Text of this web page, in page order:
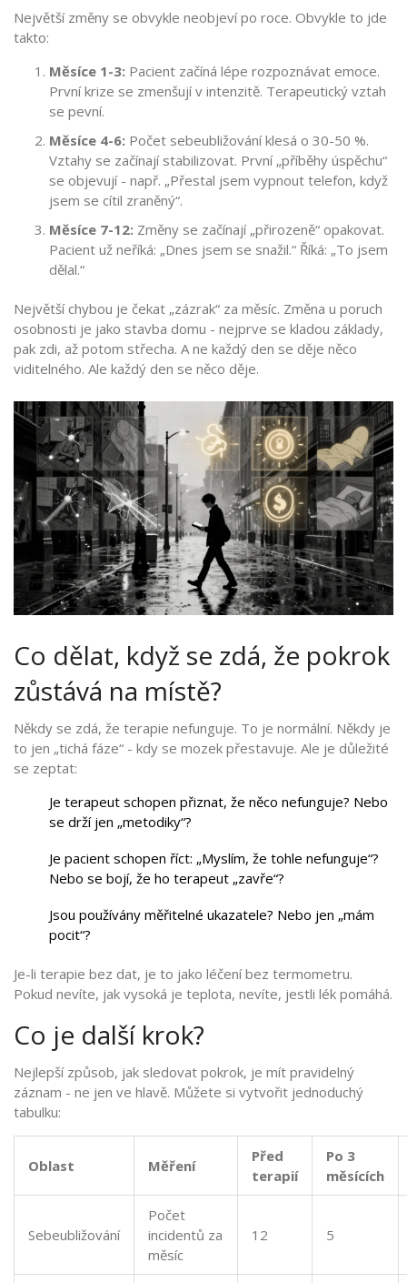
Největší změny se obvykle neobjeví po roce. Obvykle to jde
takto:
Měsíce 1-3: Pacient začíná lépe rozpoznávat emoce.
První krize se zmenšují v intenzitě. Terapeutický vztah
se pevní.
Měsíce 4-6: Počet sebeubližování klesá o 30-50 %.
Vztahy se začínají stabilizovat. První „příběhy úspěchu“
se objevují - např. „Přestal jsem vypnout telefon, když
jsem se cítil zraněný“.
Měsíce 7-12: Změny se začínají „přirozeně“ opakovat.
Pacient už neříká: „Dnes jsem se snažil.“ Říká: „To jsem
dělal.“
Největší chybou je čekat „zázrak“ za měsíc. Změna u poruch
osobnosti je jako stavba domu - nejprve se kladou základy,
pak zdi, až potom střecha. A ne každý den se děje něco
viditelného. Ale každý den se něco děje.
Co dělat, když se zdá, že pokrok
zůstává na místě?
Někdy se zdá, že terapie nefunguje. To je normální. Někdy je
to jen „tichá fáze“ - kdy se mozek přestavuje. Ale je důležité
se zeptat:
Je terapeut schopen přiznat, že něco nefunguje? Nebo
se drží jen „metodiky“?
Je pacient schopen říct: „Myslím, že tohle nefunguje“?
Nebo se bojí, že ho terapeut „zavře“?
Jsou používány měřitelné ukazatele? Nebo jen „mám
pocit“?
Je-li terapie bez dat, je to jako léčení bez termometru.
Pokud nevíte, jak vysoká je teplota, nevíte, jestli lék pomáhá.
Co je další krok?
Nejlepší způsob, jak sledovat pokrok, je mít pravidelný
záznam - ne jen ve hlavě. Můžete si vytvořit jednoduchý
tabulku:
Oblast Měření
Před
terapií
Po 3
měsících
Sebeubližování
Počet
incidentů za
měsíc
12 5